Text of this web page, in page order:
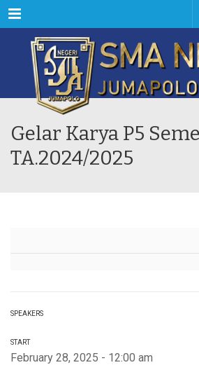
Menu
Gelar Karya P5
TA.2024/2025
SPEAKERS
START
February 28, 2025 - 12:00 am